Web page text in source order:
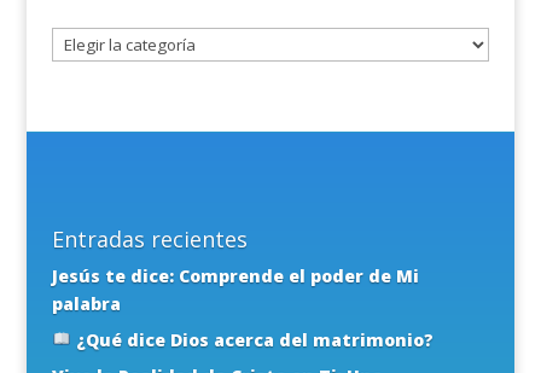
Entradas recientes
Jesús te dice: Comprende el poder de Mi
palabra
¿Qué dice Dios acerca del matrimonio?